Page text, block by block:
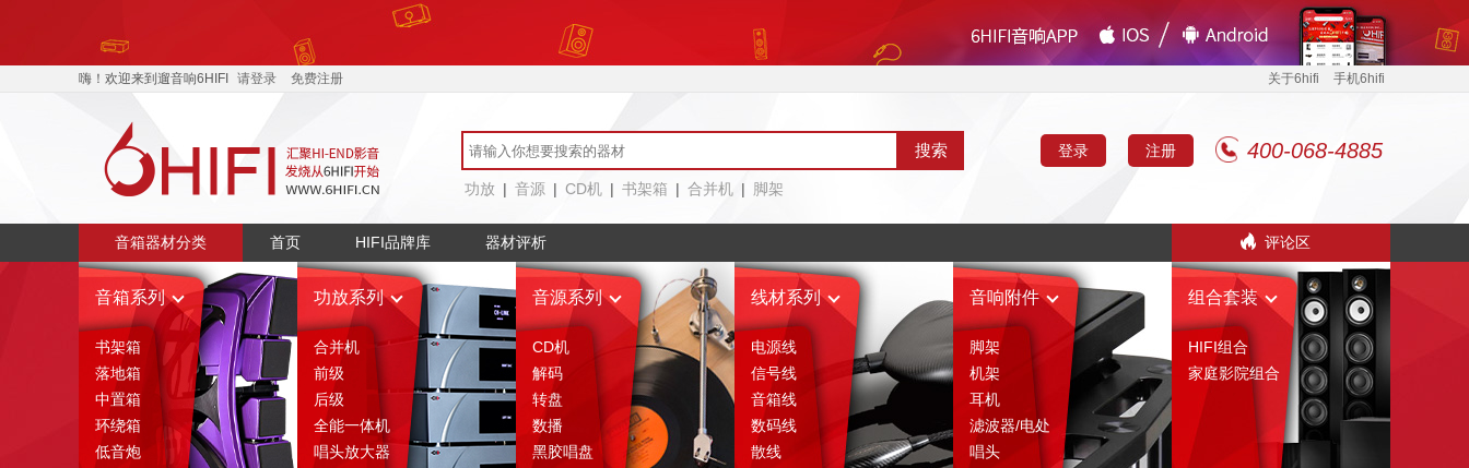
嗨！欢迎来到遛音响6HIFI 请登录 免费注册 关于6hifi 手机6hifi
功放 | 音源 | CD机 | 书架箱 | 合并机 | 脚架
登录 注册 400-068-4885
音箱器材分类 首页 HIFI品牌库 器材评析 评论区
音箱系列
书架箱
落地箱
中置箱
环绕箱
低音炮
功放系列
合并机
前级
后级
全能一体机
唱头放大器
音源系列
CD机
解码
转盘
数播
黑胶唱盘
线材系列
电源线
信号线
音箱线
数码线
散线
音响附件
脚架
机架
耳机
滤波器/电处
唱头
组合套装
HIFI组合
家庭影院组合